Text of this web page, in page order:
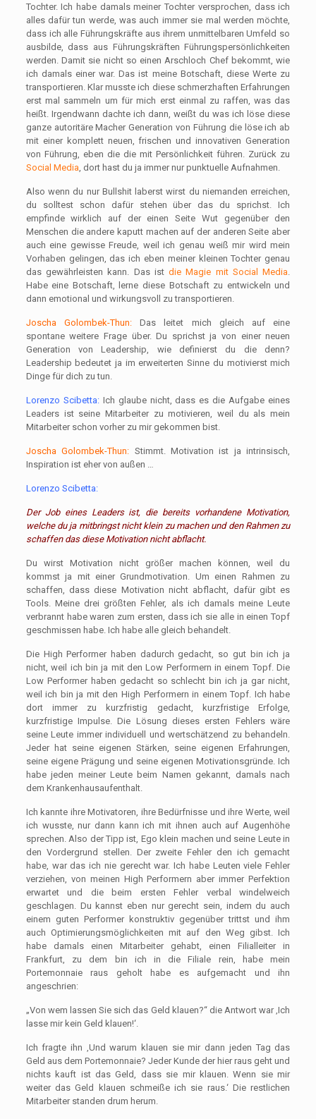
Tochter. Ich habe damals meiner Tochter versprochen, dass ich
alles dafür tun werde, was auch immer sie mal werden möchte,
dass ich alle Führungskräfte aus ihrem unmittelbaren Umfeld so
ausbilde, dass aus Führungskräften Führungspersönlichkeiten
werden. Damit sie nicht so einen Arschloch Chef bekommt, wie
ich damals einer war. Das ist meine Botschaft, diese Werte zu
transportieren. Klar musste ich diese schmerzhaften Erfahrungen
erst mal sammeln um für mich erst einmal zu raffen, was das
heißt. Irgendwann dachte ich dann, weißt du was ich löse diese
ganze autoritäre Macher Generation von Führung die löse ich ab
mit einer komplett neuen, frischen und innovativen Generation
von Führung, eben die die mit Persönlichkeit führen. Zurück zu
Social Media , dort hast du ja immer nur punktuelle Aufnahmen.
Also wenn du nur Bullshit laberst wirst du niemanden erreichen,
du solltest schon dafür stehen über das du sprichst. Ich
empfinde wirklich auf der einen Seite Wut gegenüber den
Menschen die andere kaputt machen auf der anderen Seite aber
auch eine gewisse Freude, weil ich genau weiß mir wird mein
Vorhaben gelingen, das ich eben meiner kleinen Tochter genau
das gewährleisten kann. Das istdie Magie mit Social Media
Habe eine Botschaft, lerne diese Botschaft zu entwickeln und
dann emotional und wirkungsvoll zu transportieren.
Joscha Golombek-Thun: Das leitet mich gleich auf eine
spontane weitere Frage über. Du sprichst ja von einer neuen
Generation von Leadership, wie definierst du die denn?
Leadership bedeutet ja im erweiterten Sinne du motivierst mich
Dinge für dich zu tun.
Lorenzo Scibetta:Ich glaube nicht, dass es die Aufgabe eines
Leaders ist seine Mitarbeiter zu motivieren, weil du als mein
Mitarbeiter schon vorher zu mir gekommen bist.
Joscha Golombek-Thun: Stimmt. Motivation ist ja intrinsisch,
Inspiration ist eher von außen …
Lorenzo Scibetta:
Der Job eines Leaders ist, die bereits vorhandene Motivation,
welche du ja mitbringst nicht klein zu machen und den Rahmen zu
schaffen das diese Motivation nicht abflacht.
Du wirst Motivation nicht größer machen können, weil du
kommst ja mit einer Grundmotivation. Um einen Rahmen zu
schaffen, dass diese Motivation nicht abflacht, dafür gibt es
Tools. Meine drei größten Fehler, als ich damals meine Leute
verbrannt habe waren zum ersten, dass ich sie alle in einen Topf
geschmissen habe. Ich habe alle gleich behandelt.
Die High Performer haben dadurch gedacht, so gut bin ich ja
nicht, weil ich bin ja mit den Low Performern in einem Topf. Die
Low Performer haben gedacht so schlecht bin ich ja gar nicht,
weil ich bin ja mit den High Performern in einem Topf. Ich habe
dort immer zu kurzfristig gedacht, kurzfristige Erfolge,
kurzfristige Impulse. Die Lösung dieses ersten Fehlers wäre
seine Leute immer individuell und wertschätzend zu behandeln.
Jeder hat seine eigenen Stärken, seine eigenen Erfahrungen,
seine eigene Prägung und seine eigenen Motivationsgründe. Ich
habe jeden meiner Leute beim Namen gekannt, damals nach
dem Krankenhausaufenthalt.
Ich kannte ihre Motivatoren, ihre Bedürfnisse und ihre Werte, weil
ich wusste, nur dann kann ich mit ihnen auch auf Augenhöhe
sprechen. Also der Tipp ist, Ego klein machen und seine Leute in
den Vordergrund stellen. Der zweite Fehler den ich gemacht
habe, war das ich nie gerecht war. Ich habe Leuten viele Fehler
verziehen, von meinen High Performern aber immer Perfektion
erwartet und die beim ersten Fehler verbal windelweich
geschlagen. Du kannst eben nur gerecht sein, indem du auch
einem guten Performer konstruktiv gegenüber trittst und ihm
auch Optimierungsmöglichkeiten mit auf den Weg gibst. Ich
habe damals einen Mitarbeiter gehabt, einen Filialleiter in
Frankfurt, zu dem bin ich in die Filiale rein, habe mein
Portemonnaie raus geholt habe es aufgemacht und ihn
angeschrien:
„Von wem lassen Sie sich das Geld klauen?“ die Antwort war ‚Ich
lasse mir kein Geld klauen!‘.
Ich fragte ihn ‚Und warum klauen sie mir dann jeden Tag das
Geld aus dem Portemonnaie? Jeder Kunde der hier raus geht und
nichts kauft ist das Geld, dass sie mir klauen. Wenn sie mir
weiter das Geld klauen schmeiße ich sie raus.‘ Die restlichen
Mitarbeiter standen drum herum.